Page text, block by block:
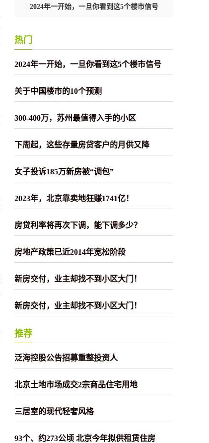
2024年一开始，一旦你看到这5个楼市信号
热门
2024年一开始，一旦你看到这5个楼市信号
关于中国楼市的10个预测
300-400万，苏州最值得入手的小区
下周起，这些存量房贷客户的月供又降
女子投诉185万新房被“调包”
2023年，北京靠卖地狂赚1741亿！
房贷利率将再次下调，能下调多少？
房地产政策已近2014年宽松阶段
新房交付，业主却找不到小区大门！
新房交付，业主却找不到小区大门！
推荐
泛海控股公告招募重整投资人
北京土地市场成交2宗商品住宅用地
三居室的现代轻奢风格
93个、约273公顷 北京今年拟供租赁住房